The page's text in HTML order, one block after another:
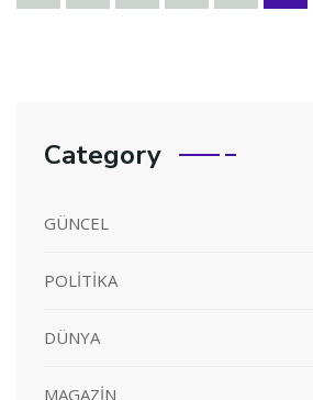
Category
GÜNCEL
POLİTİKA
DÜNYA
MAGAZİN